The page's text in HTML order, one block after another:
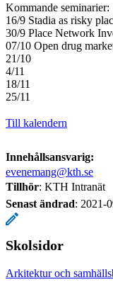
Kommande seminarier:
16/9 Stadia as risky
30/9 Place Network
07/10 Open drug
21/10
4/11
18/11
25/11
Till kalendern
Innehållsansvarig:
evenemang@kth.se
Tillhör: KTH Intranät
Senast ändrad: 2021-
Skolsidor
Arkitektur och